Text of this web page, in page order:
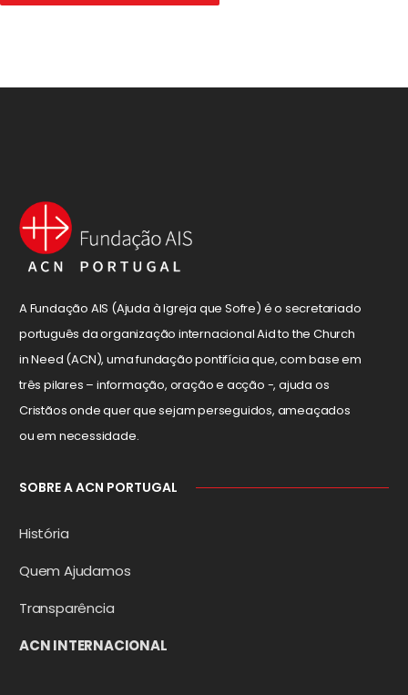
A Fundação AIS (Ajuda à Igreja que Sofre) é o secretariado
português da organização internacional Aid to the Church
in Need (ACN), uma fundação pontifícia que, com base em
três pilares – informação, oração e acção -, ajuda os
Cristãos onde quer que sejam perseguidos, ameaçados
ou em necessidade.
SOBRE A ACN PORTUGAL
História
Quem Ajudamos
Transparência
ACN INTERNACIONAL